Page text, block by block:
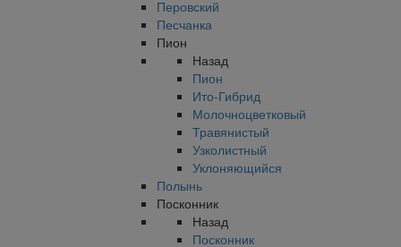
Перовский
Песчанка
Пион
Назад
Пион
Ито-Гибрид
Молочноцветковый
Травянистый
Узколистный
Уклоняющийся
Полынь
Посконник
Назад
Посконник